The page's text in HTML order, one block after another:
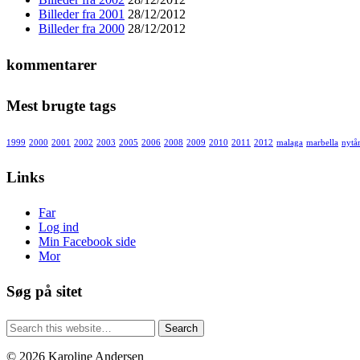
Billeder fra 2001 28/12/2012
Billeder fra 2000 28/12/2012
kommentarer
Mest brugte tags
1999 2000 2001 2002 2003 2005 2006 2008 2009 2010 2011 2012 malaga marbella nytår
Links
Far
Log ind
Min Facebook side
Mor
Søg på sitet
© 2026 Karoline Andersen